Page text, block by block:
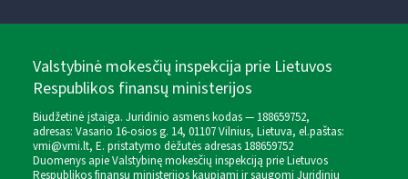
Valstybinė mokesčių inspekcija prie Lietuvos
Respublikos finansų ministerijos
Biudžetinė įstaiga. Juridinio asmens kodas — 188659752,
adresas: Vasario 16-osios g. 14, 01107 Vilnius, Lietuva, el.paštas:
vmi@vmi.lt, E. pristatymo dėžutės adresas 188659752
Duomenys apie Valstybinę mokesčių inspekciją prie Lietuvos
Respublikos finansų ministerijos kaupiami ir saugomi Juridinių